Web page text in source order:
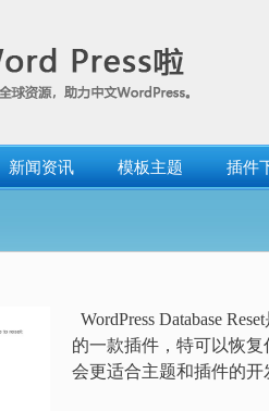
新闻资讯 模板主题 插件
WordPress Database
的一款插件，特可以恢
会更适合主题和插件的开